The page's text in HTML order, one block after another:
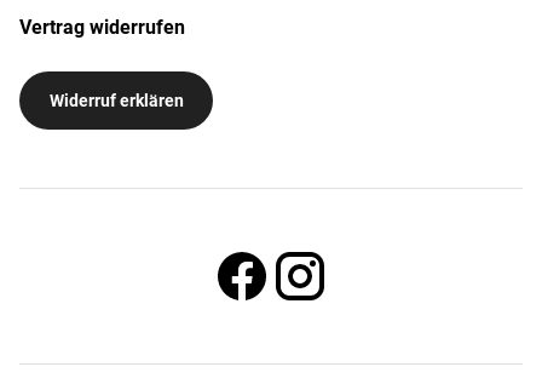
Vertrag widerrufen
Widerruf erklären